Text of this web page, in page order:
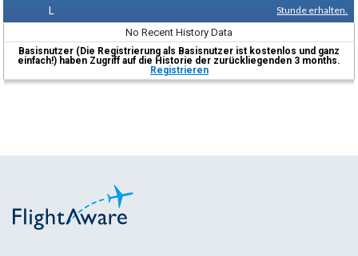
L
Stunde erhalten.
No Recent History Data
Basisnutzer (Die Registrierung als Basisnutzer ist kostenlos und ganz
einfach!) haben Zugriff auf die Historie der zurückliegenden 3 months.
Registrieren